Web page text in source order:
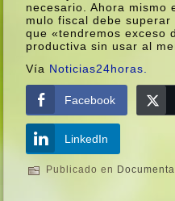
necesario. Ahora
mulo fiscal debe superar
que «tendremos exceso
productiva sin usar al
Ví­a Noticias24horas.
Facebook
LinkedIn
Publicado en